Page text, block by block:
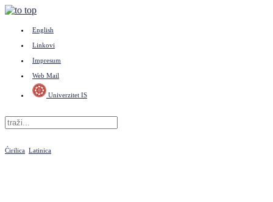
English
Linkovi
Impresum
Web Mail
Univerzitet IS
Ćirilica Latinica